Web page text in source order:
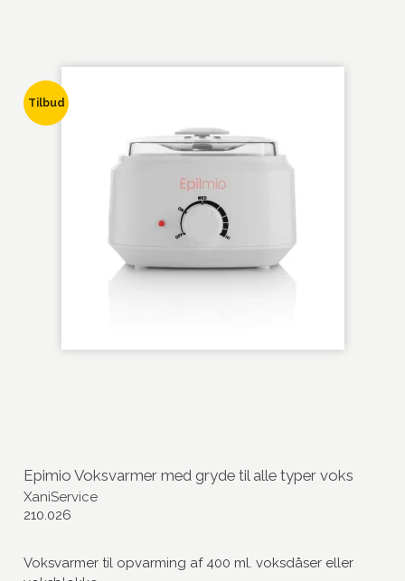
Tilbud
Epimio Voksvarmer med gryde til alle typer voks
XaniService
210.026
Voksvarmer til opvarming af 400 ml. voksdåser eller